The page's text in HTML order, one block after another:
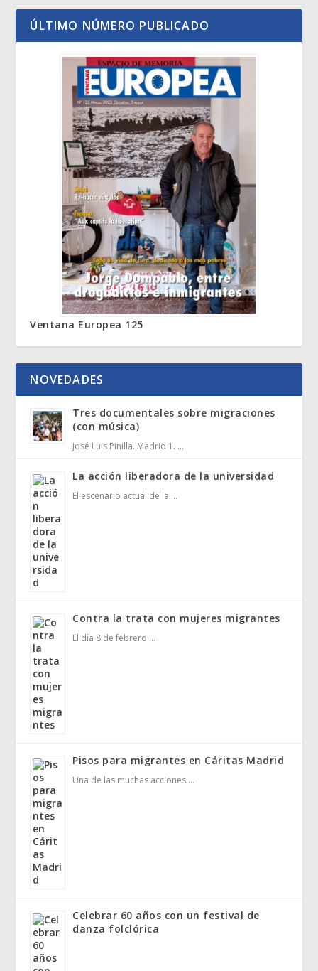
ÚLTIMO NÚMERO PUBLICADO
Ventana Europea 125
NOVEDADES
Tres documentales sobre migraciones
(con música)
José Luis Pinilla. Madrid 1. …
La acción liberadora de la universidad
El escenario actual de la …
Contra la trata con mujeres migrantes
El día 8 de febrero …
Pisos para migrantes en Cáritas Madrid
Una de las muchas acciones …
Celebrar 60 años con un festival de
danza folclórica